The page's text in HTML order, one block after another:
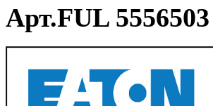
Арт.FUL 5556503